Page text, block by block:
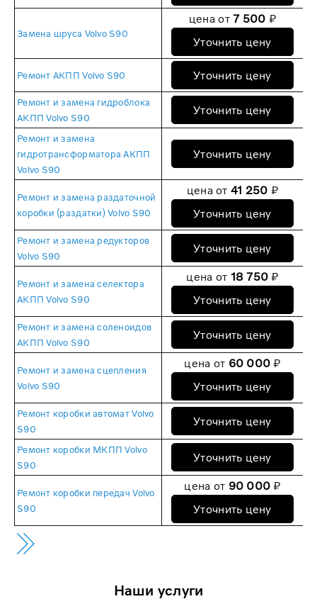
Замена шруса Volvo S90
цена от7 500 ₽
Уточнить цену
Ремонт АКПП Volvo S90 Уточнить цену
Ремонт и замена гидроблока
АКПП Volvo S90
Уточнить цену
Ремонт и замена
гидротрансформатора АКПП
Volvo S90
Уточнить цену
Ремонт и замена раздаточной
коробки (раздатки) Volvo S90
цена от 41 250 ₽
Уточнить цену
Ремонт и замена редукторов
Volvo S90
Уточнить цену
Ремонт и замена селектора
АКПП Volvo S90
цена от 18 750 ₽
Уточнить цену
Ремонт и замена соленоидов
АКПП Volvo S90
Уточнить цену
Ремонт и замена сцепления
Volvo S90
цена от 60 000 ₽
Уточнить цену
Ремонт коробки автомат Volvo
S90
Уточнить цену
Ремонт коробки МКПП Volvo
S90
Уточнить цену
Ремонт коробки передач Volvo
S90
цена от 90 000 ₽
Уточнить цену
Наши услуги